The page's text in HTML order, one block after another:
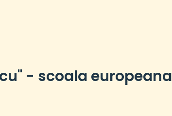
- scoala europeana